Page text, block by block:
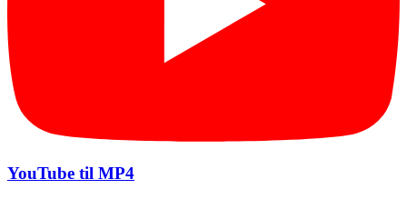
YouTube til MP4